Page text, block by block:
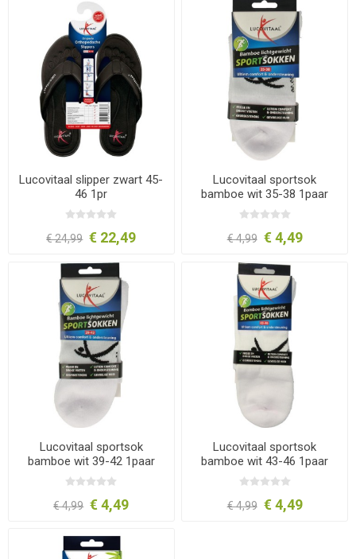
Lucovitaal slipper zwart 45-
46 1pr
€ 24,99 € 22,49
Lucovitaal sportsok
bamboe wit 35-38 1paar
€ 4,99 € 4,49
Lucovitaal sportsok
bamboe wit 39-42 1paar
€ 4,99 € 4,49
Lucovitaal sportsok
bamboe wit 43-46 1paar
€ 4,99 € 4,49